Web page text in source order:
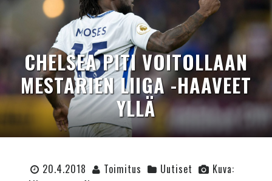
CHELSEA PITI VOITOLLAAN
MESTARIEN LIIGA -HAAVEET
YLLÄ
20.4.2018 Toimitus Uutiset
Kuva: